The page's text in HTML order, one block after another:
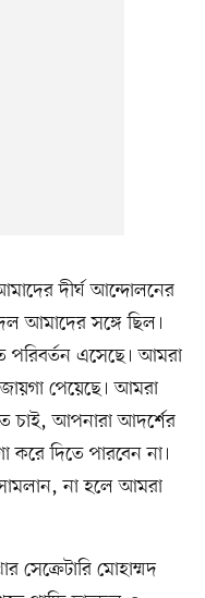
দীর্ঘ আন্দোলনের
আমাদের সঙ্গে ছিল।
পরিবর্তন এসেছে। আমরা
পেয়েছে। আমরা
চাই, আপনারা আদর্শের
করে দিতে পারবেন না।
না হলে আমরা
সেক্রেটারি মোহাম্মদ